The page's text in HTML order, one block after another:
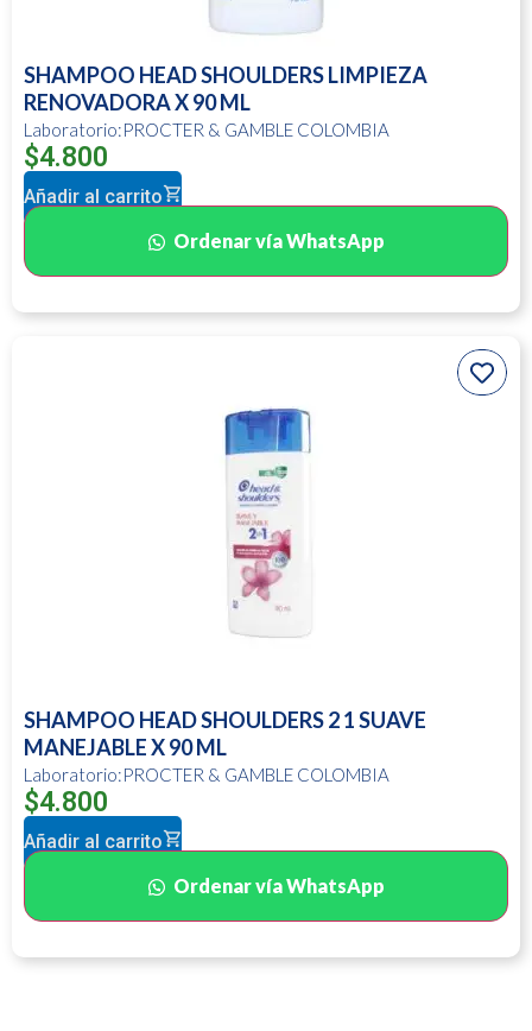
SHAMPOO HEAD SHOULDERS LIMPIEZA
RENOVADORA X 90 ML
Laboratorio:PROCTER & GAMBLE COLOMBIA
$4.800
Añadir al carrito
Ordenar vía WhatsApp
SHAMPOO HEAD SHOULDERS 2 1 SUAVE
MANEJABLE X 90 ML
Laboratorio:PROCTER & GAMBLE COLOMBIA
$4.800
Añadir al carrito
Ordenar vía WhatsApp